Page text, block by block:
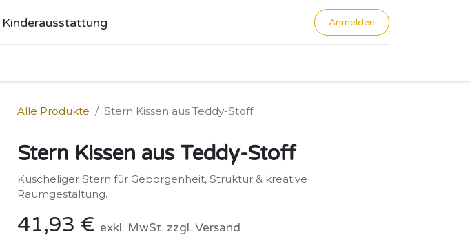
Anmelden
Alle Produkte Stern Kissen aus Teddy-Stoff
Stern Kissen aus Teddy-Stoff
Kuscheliger Stern für Geborgenheit, Struktur & kreative
Raumgestaltung.
41,93 € exkl. MwSt. zzgl. Versand